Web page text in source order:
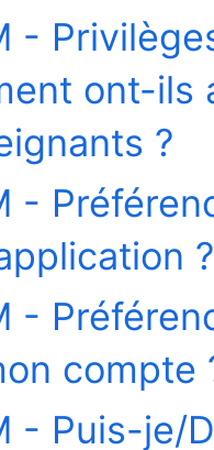
-
ont-ils
?
-
?
-
compte
- Puis-je/